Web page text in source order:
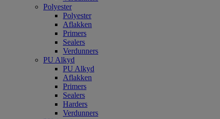
Polyester
Polyester
Aflakken
Primers
Sealers
Verdunners
PU Alkyd
PU Alkyd
Aflakken
Primers
Sealers
Harders
Verdunners